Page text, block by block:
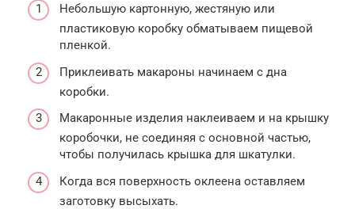
Небольшую картонную, жестяную или
пластиковую коробку обматываем пищевой
пленкой.
Приклеивать макароны начинаем с дна
коробки.
Макаронные изделия наклеиваем и на крышку
коробочки, не соединяя с основной частью,
чтобы получилась крышка для шкатулки.
Когда вся поверхность оклеена оставляем
заготовку высыхать.